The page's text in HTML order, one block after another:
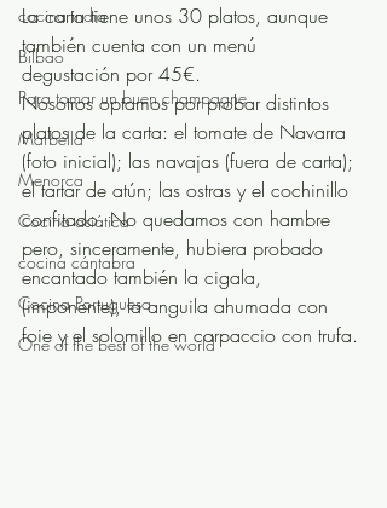
cocina india
Bilbao
Para tomar un buen champagne
Marbella
Menorca
Cocina asiática
cocina cántabra
Cocina Portuguesa
One of the best of the world
La carta tiene unos 30 platos, aunque
también cuenta con un menú
degustación por 45€.
Nosotros optamos por probar distintos
platos de la carta: el tomate de Navarra
(foto inicial); las navajas (fuera de carta);
el tartar de atún; las ostras y el cochinillo
confitado. No quedamos con hambre
pero, sinceramente, hubiera probado
encantado también la cigala,
(imponente), la anguila ahumada con
foie y el solomillo en carpaccio con trufa.